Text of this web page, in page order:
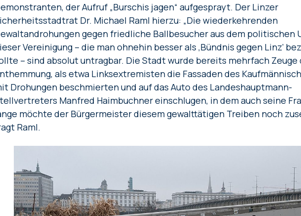
der Aufruf „Burschis jagen“ aufgesprayt. Der Linzer
Dr. Michael Raml hierzu: „Die wiederkehrenden
gegen friedliche Ballbesucher aus dem politischen
Vereinigung – die man ohnehin besser als ‚Bündnis gegen Linz‘
– sind absolut untragbar. Die Stadt wurde bereits mehrfach Zeuge
als etwa Linksextremisten die Fassaden des
Drohungen beschmierten und auf das Auto des Landeshauptmann-
Manfred Haimbuchner einschlugen, in dem auch seine
möchte der Bürgermeister diesem gewalttätigen Treiben noch
Raml.